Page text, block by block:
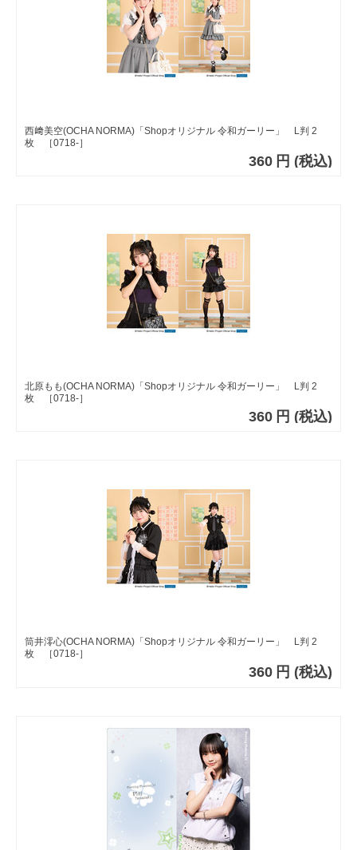
西﨑美空(OCHA NORMA)「Shopオリジナル 令和ガーリー」 L判 2
枚 ［0718-］
360 円 (税込)
北原もも(OCHA NORMA)「Shopオリジナル 令和ガーリー」 L判 2
枚 ［0718-］
360 円 (税込)
筒井澪心(OCHA NORMA)「Shopオリジナル 令和ガーリー」 L判 2
枚 ［0718-］
360 円 (税込)